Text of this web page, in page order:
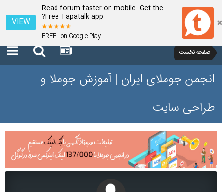
Read forum faster on mobile. Get the
Free Tapatalk app?
FREE - on Google Play
VIEW
صفحه نخست
انجمن جوملای ایران | آموزش جوملا و
طراحی سایت